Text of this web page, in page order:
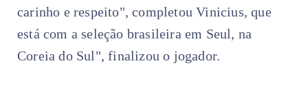
carinho e respeito", completou Vinicius, que
está com a seleção brasileira em Seul, na
Coreia do Sul", finalizou o jogador.